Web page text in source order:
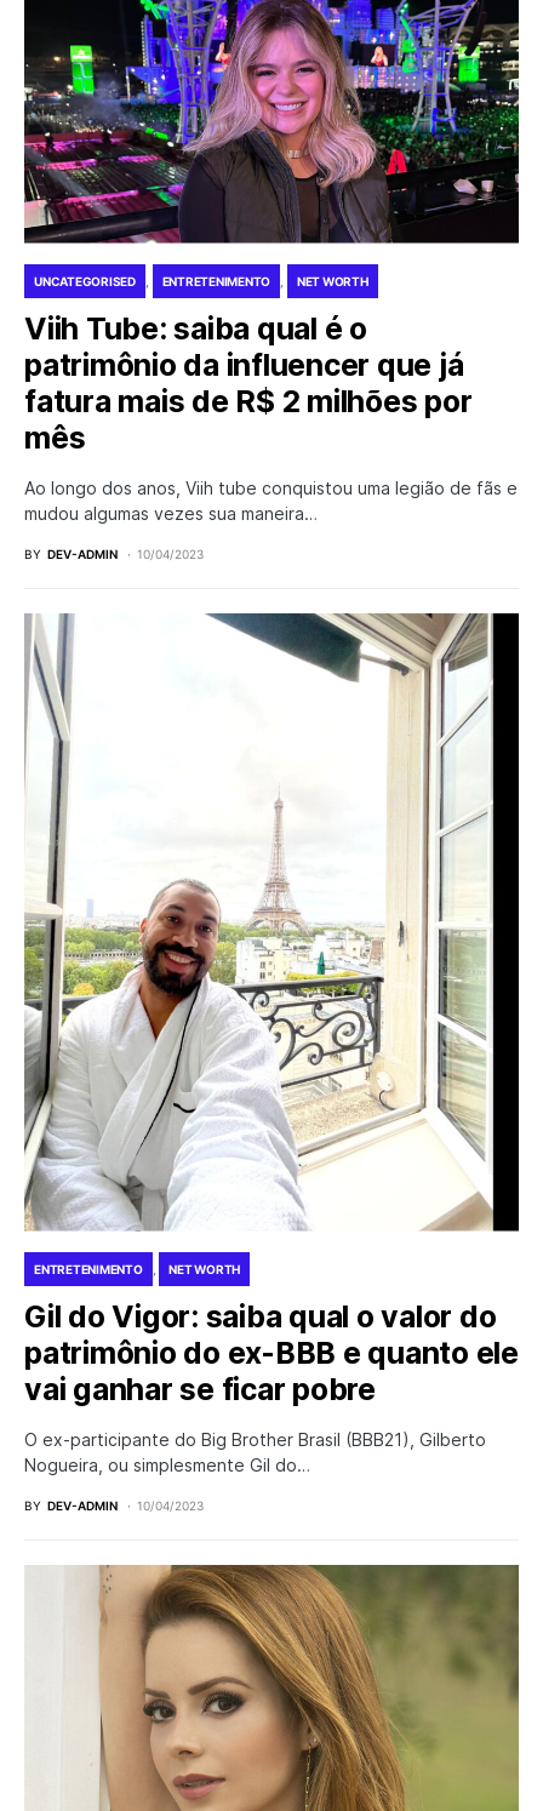
UNCATEGORISED ENTRETENIMENTO NET WORTH
Viih Tube: saiba qual é o
patrimônio da influencer que já
fatura mais de R$ 2 milhões por
mês
Ao longo dos anos, Viih tube conquistou uma legião de fãs e
mudou algumas vezes sua maneira…
BY DEV-ADMIN 10/04/2023
ENTRETENIMENTO NET WORTH
Gil do Vigor: saiba qual o valor do
patrimônio do ex-BBB e quanto ele
vai ganhar se ficar pobre
O ex-participante do Big Brother Brasil (BBB21), Gilberto
Nogueira, ou simplesmente Gil do…
BY DEV-ADMIN 10/04/2023